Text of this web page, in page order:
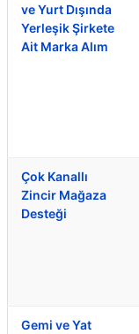
ve Yurt Dışında
Yerleşik Şirkete
Ait Marka Alım
Çok Kanallı
Zincir Mağaza
Desteği
Gemi ve Yat